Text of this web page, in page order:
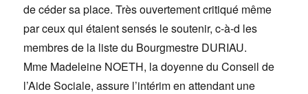
de céder sa place. Très ouvertement critiqué même
par ceux qui étaient sensés le soutenir, c-à-d les
membres de la liste du Bourgmestre DURIAU.
Mme Madeleine NOETH, la doyenne du Conseil de
l’Aide Sociale, assure l’intérim en attendant une